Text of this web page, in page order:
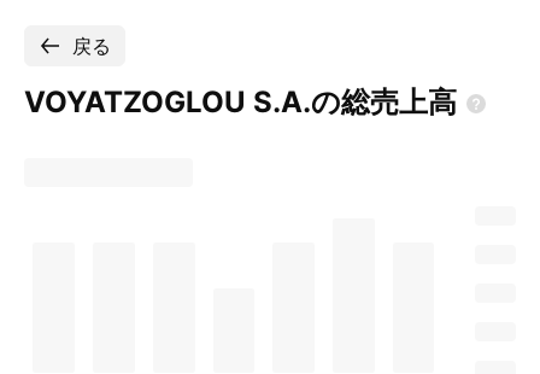
戻る
VOYATZOGLOU S.A.の総売上高